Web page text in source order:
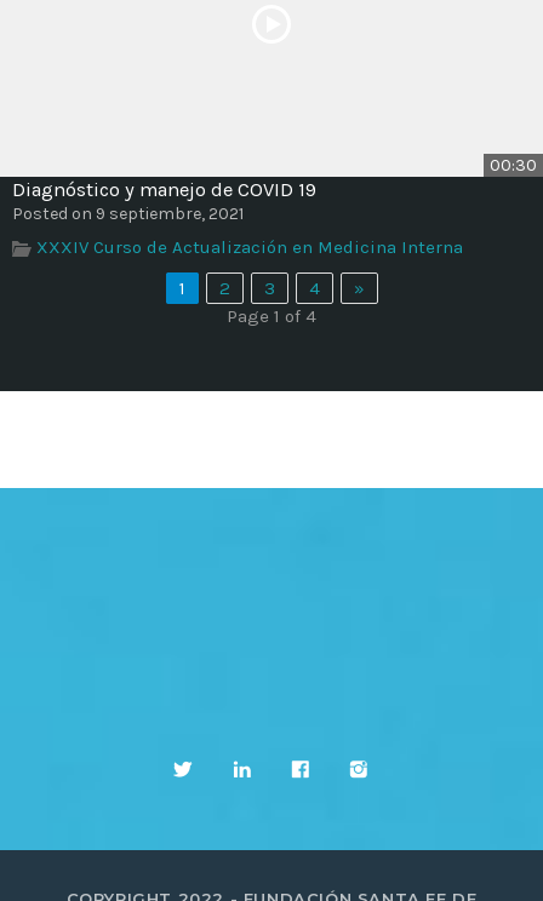
00:30
Diagnóstico y manejo de COVID 19
Posted on 9 septiembre, 2021
XXXIV Curso de Actualización en Medicina Interna
1
2 3 4
»
Page 1 of 4